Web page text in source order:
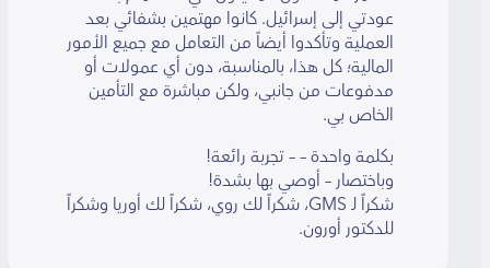
عودتي إلى إسرائيل. كانوا مهتمين بشفائي بعد
العملية وتأكدوا أيضاً من التعامل مع جميع الأمور
المالية؛ كل هذا، بالمناسبة، دون أي عمولات أو
مدفوعات من جانبي، ولكن مباشرة مع التأمين
الخاص بي.
بكلمة واحدة – – تجربة رائعة!
وباختصار – أوصي بها بشدة!
شكراً لـ GMS، شكراً لك روي، شكراً لك أوريا وشكراً
للدكتور أورون.